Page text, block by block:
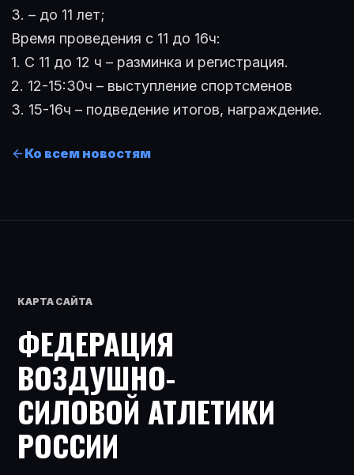
3. – до 11 лет;
Время проведения с 11 до 16ч:
1. С 11 до 12 ч – разминка и регистрация.
2. 12-15:30ч – выступление спортсменов
3. 15-16ч – подведение итогов, награждение.
Ко всем новостям
КАРТА САЙТА
ФЕДЕРАЦИЯ
ВОЗДУШНО-
СИЛОВОЙ АТЛЕТИКИ
РОССИИ